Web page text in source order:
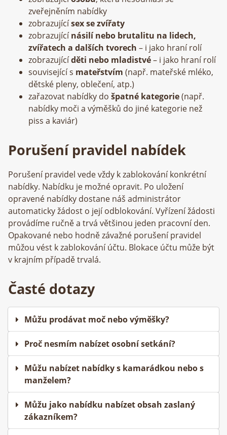
zveřejněním nabídky
zobrazujícísex se zvířaty
zobrazujícínásilí nebo brutalitu na lidech,
zvířatech a dalších tvorech – i jako hraní rolí
zobrazujícíděti nebo mladistvé– i jako hraní rolí
související s mateřstvím (např. mateřské mléko,
dětské pleny, oblečení, atp.)
zařazovat nabídky do špatné kategorie(např.
nabídky moči a výměšků do jiné kategorie než
piss a kaviár)
Porušení pravidel nabídek
Porušení pravidel vede vždy k zablokování konkrétní
nabídky. Nabídku je možné opravit. Po uložení
opravené nabídky dostane náš administrátor
automaticky žádost o její odblokování. Vyřízení žádosti
provádíme ručně a trvá většinou jeden pracovní den.
Opakované nebo hodně závažné porušení pravidel
můžou vést k zablokování účtu. Blokace účtu může být
v krajním případě trvalá.
Časté dotazy
Můžu prodávat moč nebo výměšky?
Proč nesmím nabízet osobní setkání?
Můžu nabízet nabídky s kamarádkou nebo s
manželem?
Můžu jako nabídku nabízet obsah zaslaný
zákazníkem?